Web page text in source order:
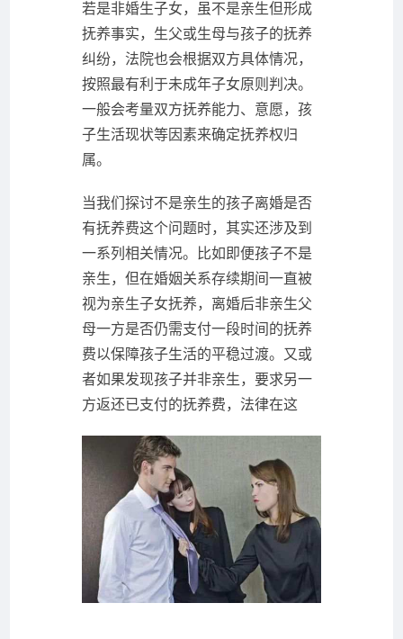
若是非婚生子女，虽不是亲生但形成
抚养事实，生父或生母与孩子的抚养
纠纷，法院也会根据双方具体情况，
按照最有利于未成年子女原则判决。
一般会考量双方抚养能力、意愿，孩
子生活现状等因素来确定抚养权归
属。
当我们探讨不是亲生的孩子离婚是否
有抚养费这个问题时，其实还涉及到
一系列相关情况。比如即便孩子不是
亲生，但在婚姻关系存续期间一直被
视为亲生子女抚养，离婚后非亲生父
母一方是否仍需支付一段时间的抚养
费以保障孩子生活的平稳过渡。又或
者如果发现孩子并非亲生，要求另一
方返还已支付的抚养费，法律在这